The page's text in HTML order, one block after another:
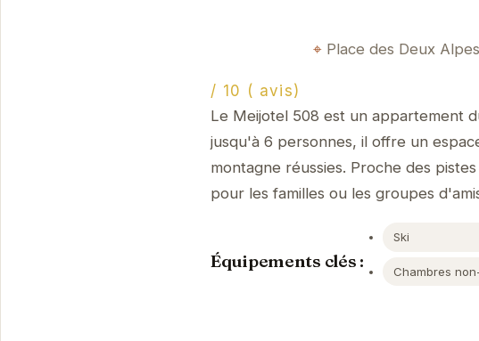
Place des Deux
/ 10 ( avis)
Le Meijotel 508 est un appartement
jusqu'à 6 personnes, il offre un
montagne réussies. Proche des
pour les familles ou les groupes
Équipements clés :
Ski
Chambres